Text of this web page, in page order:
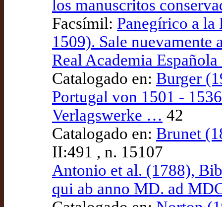
los manuscritos
Facsímil: Panegírico a
1509). Sale nuevamente
Real Academia
Catalogado en: Burger
Portugal von 1501 -
Verlagswerke … 42
Catalogado en: Brunet
II:491 , n. 15107
Antonio et al. (1788),
qui ab anno MD. ad